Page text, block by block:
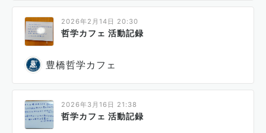
2026年2月14日 20:30
哲学カフェ 活動記録
豊橋哲学カフェ
2026年3月16日 21:38
哲学カフェ 活動記録